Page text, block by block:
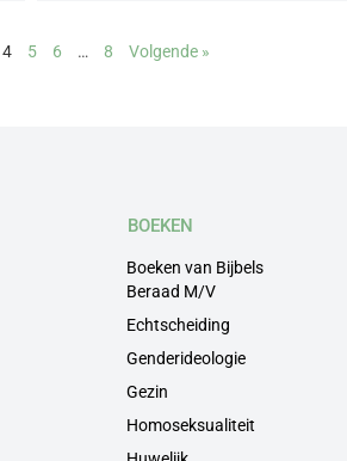
4 5 6 … 8 Volgende »
BOEKEN
Boeken van Bijbels
Beraad M/V
Echtscheiding
Genderideologie
Gezin
Homoseksualiteit